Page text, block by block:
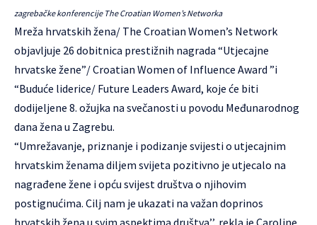
zagrebačke konferencije The Croatian Women’s Networka
Mreža hrvatskih žena/ The Croatian Women’s Network
objavljuje 26 dobitnica prestižnih nagrada “Utjecajne
hrvatske žene”/ Croatian Women of Influence Award ”i
“Buduće liderice/ Future Leaders Award, koje će biti
dodijeljene 8. ožujka na svečanosti u povodu Međunarodnog
dana žena u Zagrebu.
“Umrežavanje, priznanje i podizanje svijesti o utjecajnim
hrvatskim ženama diljem svijeta pozitivno je utjecalo na
nagrađene žene i opću svijest društva o njihovim
postignućima. Cilj nam je ukazati na važan doprinos
hrvatskih žena u svim aspektima društva’’, rekla je Caroline